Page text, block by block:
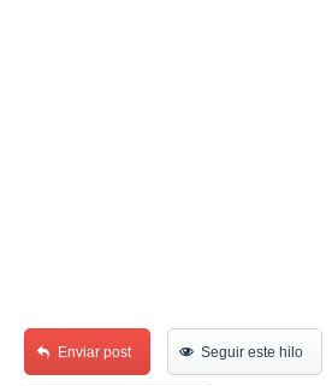
Enviar post Seguir este hilo